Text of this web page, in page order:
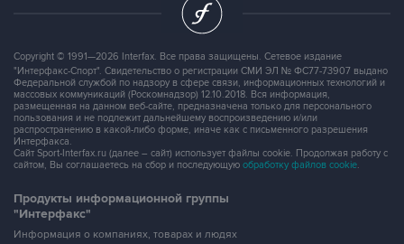
Copyright © 1991—2026 Interfax. Все права защищены. Сетевое издание
"Интерфакс-Спорт". Свидетельство о регистрации СМИ ЭЛ № ФС77-73907 выдано
Федеральной службой по надзору в сфере связи, информационных технологий и
массовых коммуникаций (Роскомнадзор) 12.10.2018. Вся информация,
размещенная на данном веб-сайте, предназначена только для персонального
пользования и не подлежит дальнейшему воспроизведению и/или
распространению в какой-либо форме, иначе как с письменного разрешения
Интерфакса.
Сайт Sport-Interfax.ru (далее – сайт) использует файлы cookie. Продолжая работу с
сайтом, Вы соглашаетесь на сбор и последующую обработку файлов cookie.
Продукты информационной группы
"Интерфакс"
Информация о компаниях, товарах и людях